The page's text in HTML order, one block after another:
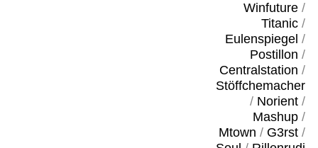
Winfuture/
Titanic/
Eulenspiegel /
Postillon /
Centralstation /
Stöffchemacher
/ Norient/
Mashup/
Mtown / G3rst/